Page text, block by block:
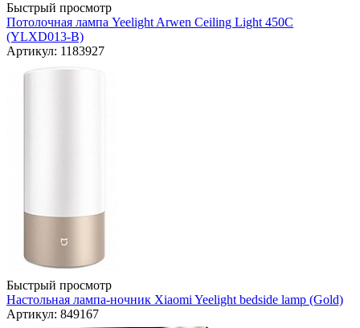
Быстрый просмотр
Потолочная лампа Yeelight Arwen Ceiling Light 450C
(YLXD013-B)
Артикул: 1183927
Быстрый просмотр
Настольная лампа-ночник Xiaomi Yeelight bedside lamp (Gold)
Артикул: 849167